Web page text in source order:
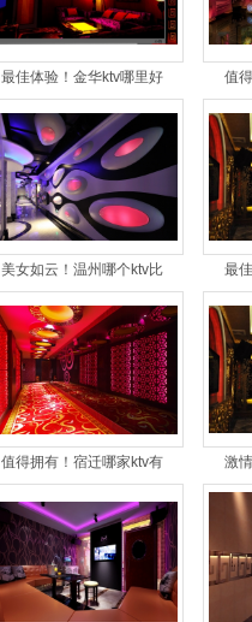
最佳体验！金华ktv哪里好 值
美女如云！温州哪个ktv比 最
值得拥有！宿迁哪家ktv有 激